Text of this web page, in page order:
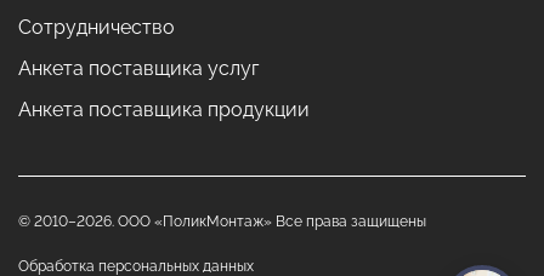
Сотрудничество
Анкета поставщика услуг
Анкета поставщика продукции
© 2010–2026. ООО «ПоликМонтаж» Все права защищены
Обработка персональных данных